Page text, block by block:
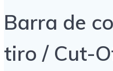
Barra de
tiro / Cut-